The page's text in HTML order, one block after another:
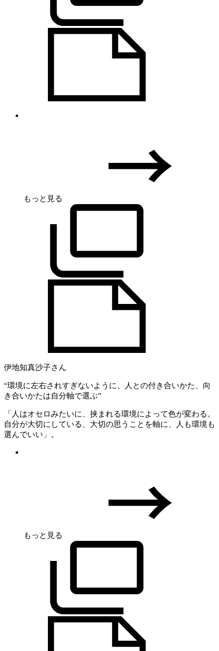
もっと見る
伊地知真沙子さん
“環境に左右されすぎないように、人との付き合いかた、向
き合いかたは自分軸で選ぶ”
「人はオセロみたいに、挟まれる環境によって色が変わる。
自分が大切にしている、大切の思うことを軸に、人も環境も
選んでいい」。
もっと見る